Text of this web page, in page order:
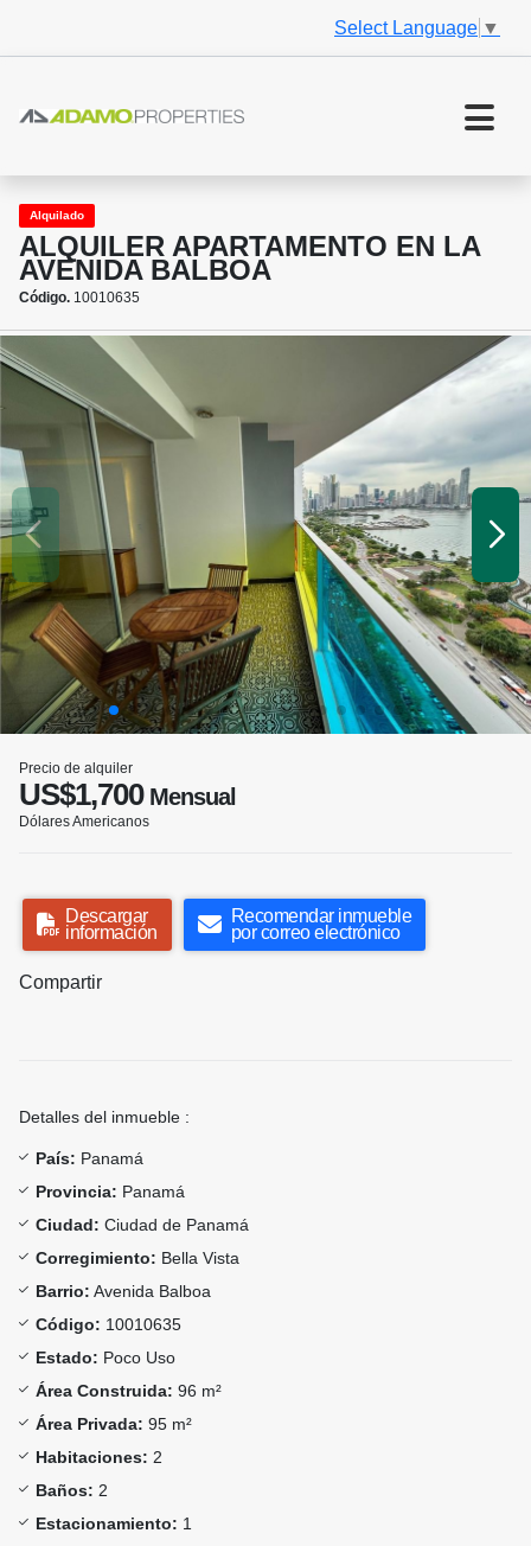
Select Language ▼
Alquilado
ALQUILER APARTAMENTO EN LA
AVENIDA BALBOA
Código. 10010635
Precio de alquiler
US$1,700Mensual
Dólares Americanos
Descargar
información
Recomendar inmueble
por correo electrónico
Compartir
Detalles del inmueble :
País: Panamá
Provincia: Panamá
Ciudad: Ciudad de Panamá
Corregimiento: Bella Vista
Barrio: Avenida Balboa
Código: 10010635
Estado: Poco Uso
Área Construida: 96 m²
Área Privada: 95 m²
Habitaciones: 2
Baños: 2
Estacionamiento: 1